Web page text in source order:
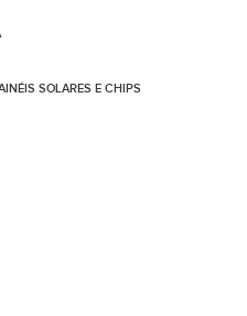
SOLARES E CHIPS